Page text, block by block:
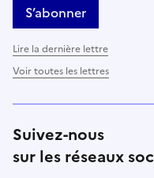
S’abonner
Lire la dernière lettre
Voir toutes les lettres
Suivez-nous
sur les réseaux